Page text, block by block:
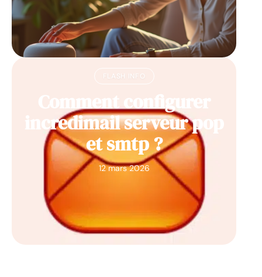
FLASH INFO
Comment configurer
incredimail serveur pop
et smtp ?
12 mars 2026